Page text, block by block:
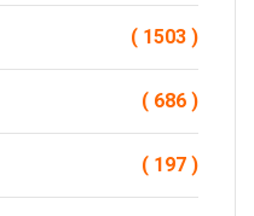
( 1503 )
( 686 )
( 197 )